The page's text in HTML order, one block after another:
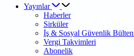
Yayınlar
Haberler
Sirküler
İş & Sosyal Güvenlik
Vergi Takvimleri
Abonelik